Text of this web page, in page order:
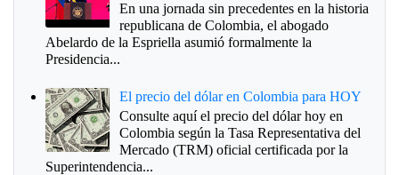
En una jornada sin precedentes en la historia
republicana de Colombia, el abogado
Abelardo de la Espriella asumió formalmente la
Presidencia...
El precio del dólar en Colombia para HOY
Consulte aquí el precio del dólar hoy en
Colombia según la Tasa Representativa del
Mercado (TRM) oficial certificada por la
Superintendencia...